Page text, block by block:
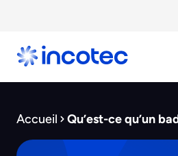
Accueil Qu’est-ce qu’un